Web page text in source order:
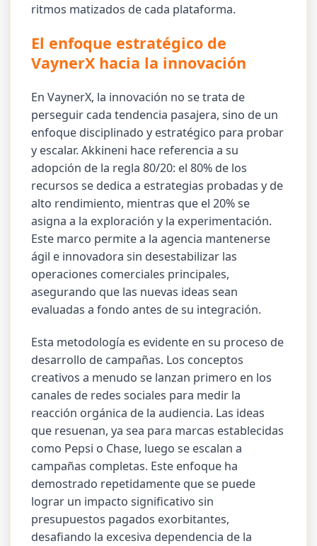
ritmos matizados de cada plataforma.
El enfoque estratégico de
VaynerX hacia la innovación
En VaynerX, la innovación no se trata de
perseguir cada tendencia pasajera, sino de un
enfoque disciplinado y estratégico para probar
y escalar. Akkineni hace referencia a su
adopción de la regla 80/20: el 80% de los
recursos se dedica a estrategias probadas y de
alto rendimiento, mientras que el 20% se
asigna a la exploración y la experimentación.
Este marco permite a la agencia mantenerse
ágil e innovadora sin desestabilizar las
operaciones comerciales principales,
asegurando que las nuevas ideas sean
evaluadas a fondo antes de su integración.
Esta metodología es evidente en su proceso de
desarrollo de campañas. Los conceptos
creativos a menudo se lanzan primero en los
canales de redes sociales para medir la
reacción orgánica de la audiencia. Las ideas
que resuenan, ya sea para marcas establecidas
como Pepsi o Chase, luego se escalan a
campañas completas. Este enfoque ha
demostrado repetidamente que se puede
lograr un impacto significativo sin
presupuestos pagados exorbitantes,
desafiando la excesiva dependencia de la